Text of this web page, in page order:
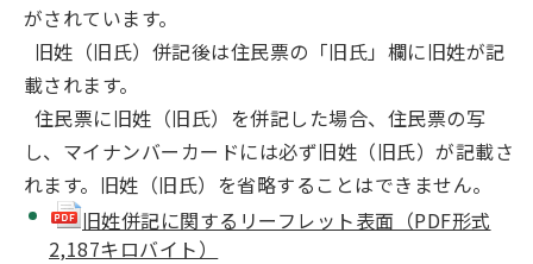
がされています。
旧姓（旧氏）併記後は住民票の「旧氏」欄に旧姓が記
載されます。
住民票に旧姓（旧氏）を併記した場合、住民票の写
し、マイナンバーカードには必ず旧姓（旧氏）が記載さ
れます。旧姓（旧氏）を省略することはできません。
旧姓併記に関するリーフレット表面（PDF形式
2,187キロバイト）